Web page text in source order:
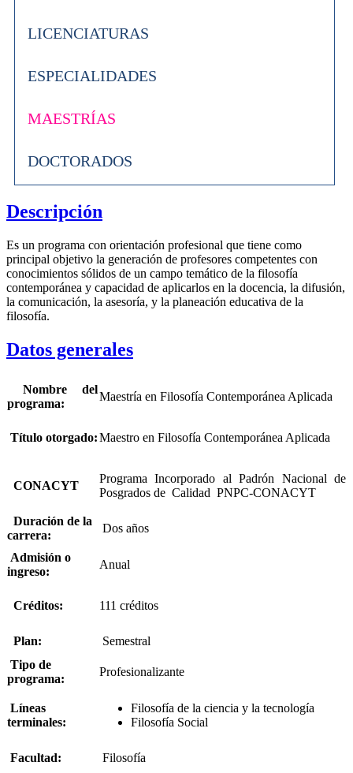
LICENCIATURAS
ESPECIALIDADES
MAESTRÍAS
DOCTORADOS
Descripción
Es un programa con orientación profesional que tiene como
principal objetivo la generación de profesores competentes con
conocimientos sólidos de un campo temático de la filosofía
contemporánea y capacidad de aplicarlos en la docencia, la difusión,
la comunicación, la asesoría, y la planeación educativa de la
filosofía.
Datos generales
Nombre del
programa:
Maestría en Filosofía Contemporánea Aplicada
Título otorgado:Maestro en Filosofía Contemporánea Aplicada
CONACYT
Programa Incorporado al Padrón Nacional de
Posgrados de Calidad PNPC-CONACYT
Duración de la
carrera:
Dos años
Admisión o
ingreso:
Anual
Créditos: 111 créditos
Plan:
Semestral
Tipo de
programa:
Profesionalizante
Líneas
terminales:
Filosofía de la ciencia y la tecnología
Filosofía Social
Facultad:
Filosofía